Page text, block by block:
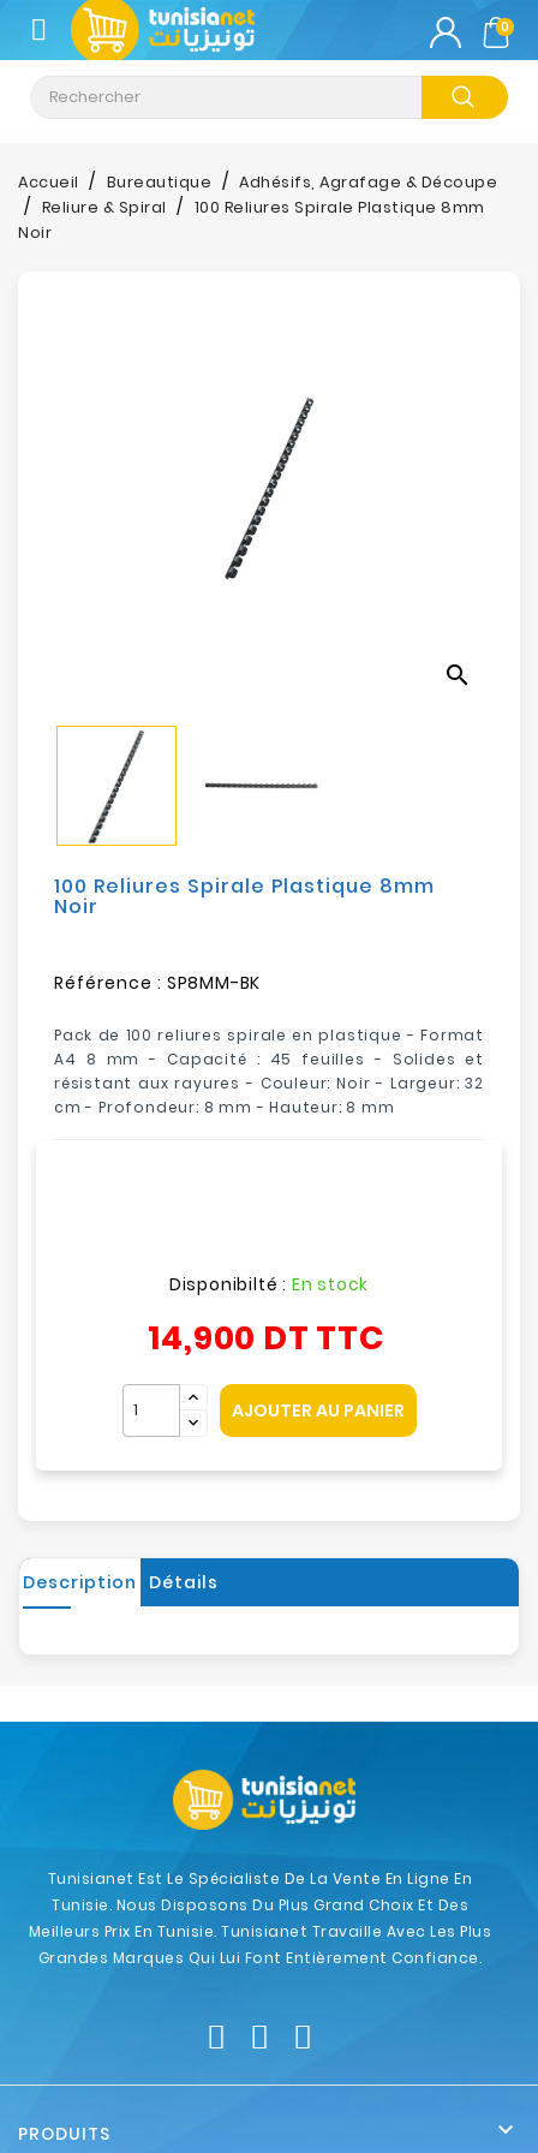
CATÉGORIE
Climatisation
Informatique
Téléphonie
Sécurité
Mobilités
Loisirs
0
Accueil Bureautique
Adhésifs, Agrafage & Découpe
Reliure & Spiral
100 Reliures Spirale Plastique 8mm
Noir
search
100 Reliures Spirale Plastique 8mm
Noir
Référence : SP8MM-BK
Pack de 100 reliures spirale en plastique - Format
A4 8 mm - Capacité : 45 feuilles - Solides et
résistant aux rayures - Couleur: Noir - Largeur: 32
cm - Profondeur: 8 mm - Hauteur: 8 mm
Disponibilté : En stock
14,900 DT TTC
AJOUTER AU PANIER
Description Détails
Tunisianet Est Le Spécialiste De La Vente En Ligne En
Tunisie. Nous Disposons Du Plus Grand Choix Et Des
Meilleurs Prix En Tunisie. Tunisianet Travaille Avec Les Plus
Grandes Marques Qui Lui Font Entièrement Confiance.
PRODUITS 